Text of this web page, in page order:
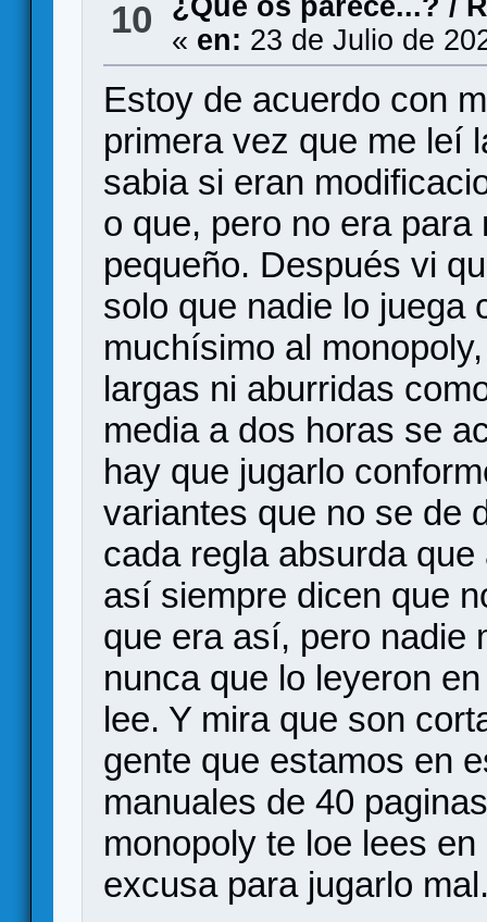
10 ¿Qué os parece...? /
« en: 23 de Julio de
Estoy de acuerdo con
primera vez que me leí
sabia si eran
o que, pero no era
pequeño. Después vi
solo que nadie lo juega
muchísimo al
largas ni aburridas
media a dos horas se
hay que jugarlo
variantes que no se de
cada regla absurda
así siempre dicen que
que era así, pero nadie
nunca que lo leyeron
lee. Y mira que son
gente que estamos en
manuales de 40
monopoly te loe lees
excusa para jugarlo